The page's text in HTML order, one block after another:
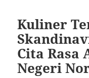
Kuliner
Cita
Negeri